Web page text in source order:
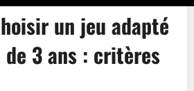
un jeu adapté
3 ans : critères